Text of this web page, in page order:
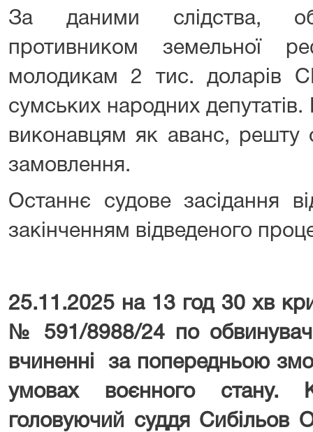
За даними слідства,
противником земельної
молодикам 2 тис. доларів
сумських народних
виконавцям як аванс, решту
замовлення.
Останнє судове засідання
закінченням відведеного
25.11.2025 на 13 год 30 хв
№ 591/8988/24 по
вчиненні за попередньою
умовах воєнного стану.
головуючий суддя Сибільов